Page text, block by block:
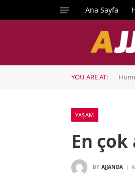
Ana Sayfa
YOU ARE AT:
YAŞAM
En
BY AJJANDA